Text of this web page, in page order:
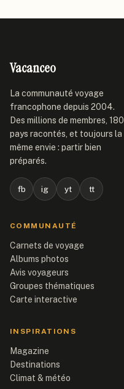
Vacanceo
La communauté voyage
francophone depuis 2004.
Des millions de membres, 180
pays racontés, et toujours la
même envie : partir bien
préparés.
fb ig yt tt
COMMUNAUTÉ
Carnets de voyage
Albums photos
Avis voyageurs
Groupes thématiques
Carte interactive
INSPIRATIONS
Magazine
Destinations
Climat & météo